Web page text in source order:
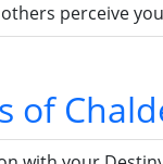
perceive
of